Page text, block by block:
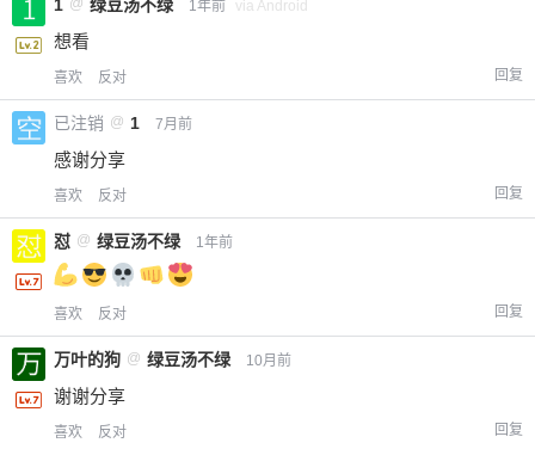
1 绿豆汤不绿 1年前 via Android
想看
喜欢 反对 回复
已注销 @ 1 7月前
感谢分享
喜欢 反对 回复
怼 @ 绿豆汤不绿 1年前
喜欢 反对 回复
万叶的狗 @ 绿豆汤不绿 10月前
谢谢分享
喜欢 反对 回复